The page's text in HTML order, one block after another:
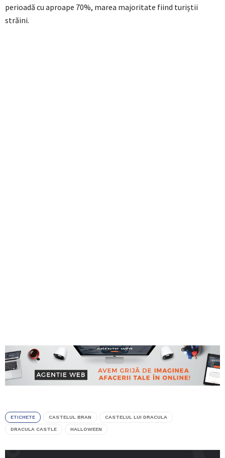
perioadă cu aproape 70%, marea majoritate fiind turiștii
străini.
ETICHETE CASTELUL BRAN CASTELUL LUI DRACULA
DRACULA CASTLE HALLOWEEN